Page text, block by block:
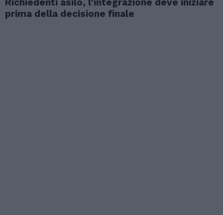
prima della decisione finale